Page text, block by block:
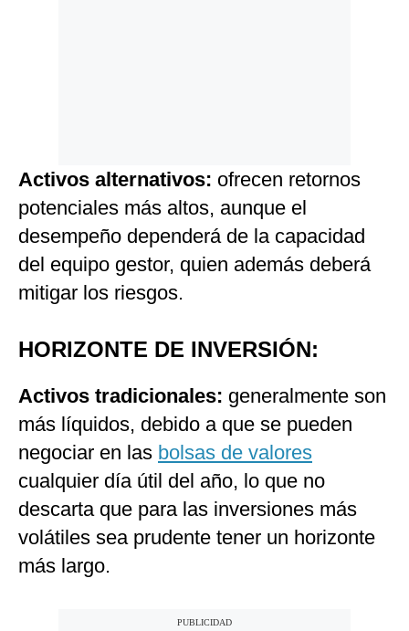
Activos alternativos: ofrecen retornos
potenciales más altos, aunque el
desempeño dependerá de la capacidad
del equipo gestor, quien además deberá
mitigar los riesgos.
HORIZONTE DE INVERSIÓN:
Activos tradicionales: generalmente son
más líquidos, debido a que se pueden
negociar en las bolsas de valores
cualquier día útil del año, lo que no
descarta que para las inversiones más
volátiles sea prudente tener un horizonte
más largo.